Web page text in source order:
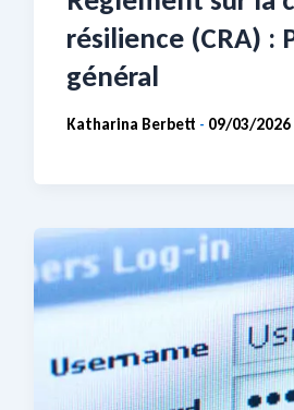
résilience (CRA) :
général
Katharina Berbett - 09/03/2026